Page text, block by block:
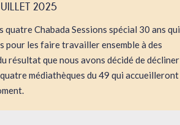
2025
quatre Chabada Sessions spécial 30 ans qui
les faire travailler ensemble à des
résultat que nous avons décidé de décliner
médiathèques du 49 qui accueilleront